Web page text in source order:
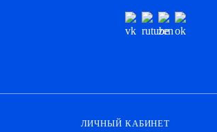
ЛИЧНЫЙ КАБИНЕТ